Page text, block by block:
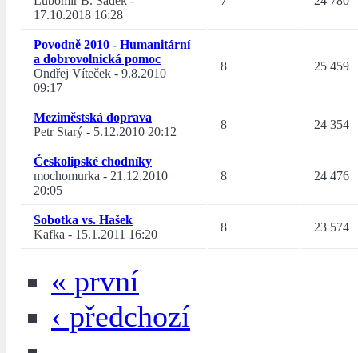
17.10.2018 16:28
Povodně 2010 - Humanitární
a dobrovolnická pomoc
Ondřej Víteček - 9.8.2010
09:17
8 25 459
Meziměstská doprava
Petr Starý - 5.12.2010 20:12
8 24 354
Českolipské chodníky
mochomurka - 21.12.2010
20:05
8 24 476
Sobotka vs. Hašek
Kafka - 15.1.2011 16:20
8 23 574
« první
‹ předchozí